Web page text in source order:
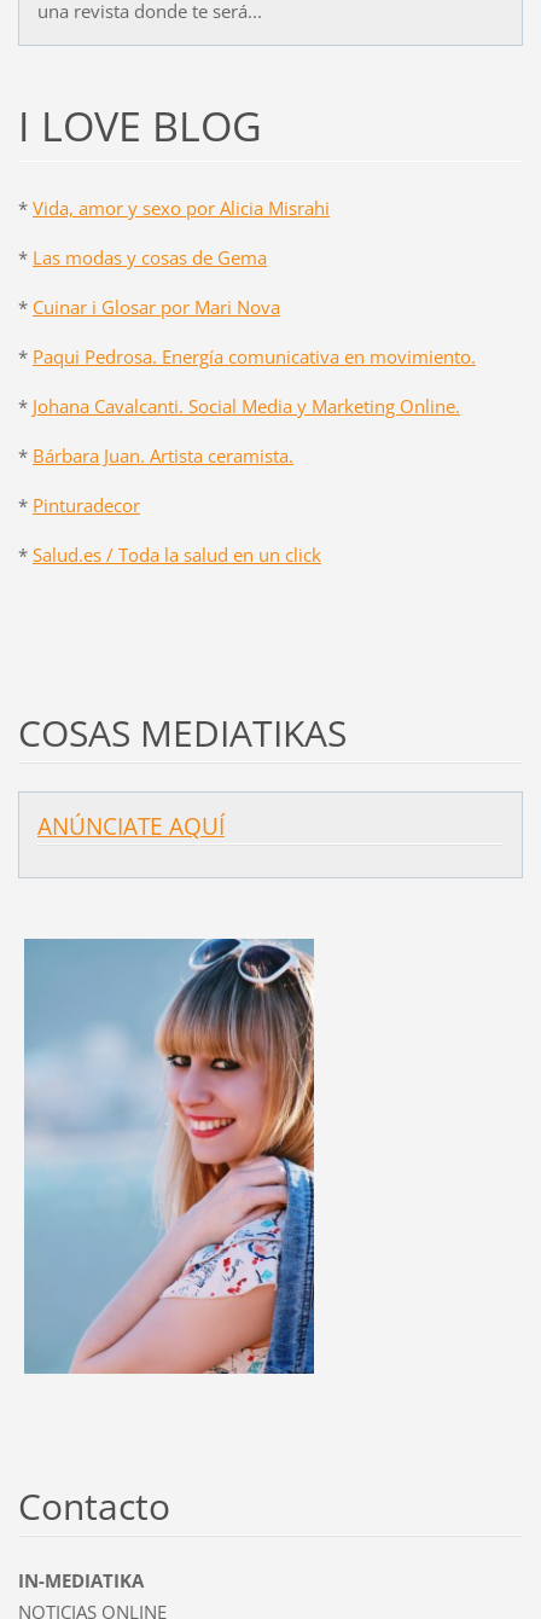
una revista donde te será...
I LOVE BLOG
* Vida, amor y sexo por Alicia Misrahi
* Las modas y cosas de Gema
* Cuinar i Glosar por Mari Nova
* Paqui Pedrosa. Energía comunicativa en movimiento.
* Johana Cavalcanti. Social Media y Marketing Online.
* Bárbara Juan. Artista ceramista.
* Pinturadecor
* Salud.es / Toda la salud en un click
COSAS MEDIATIKAS
ANÚNCIATE AQUÍ
Contacto
IN-MEDIATIKA
NOTICIAS ONLINE